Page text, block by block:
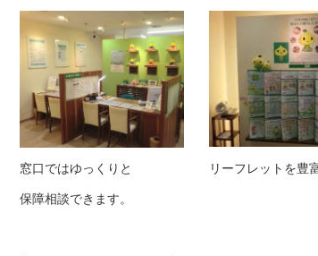
窓口ではゆっくりと リーフレットを豊富
保障相談できます。